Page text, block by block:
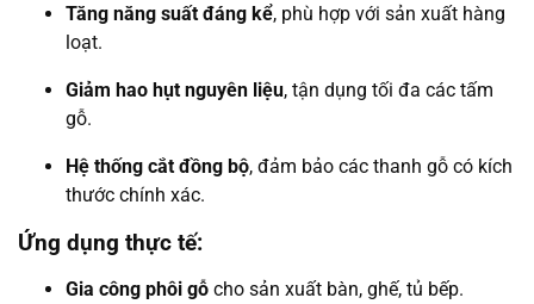
Tăng năng suất đáng kể, phù hợp với sản xuất hàng
loạt.
Giảm hao hụt nguyên liệu, tận dụng tối đa các tấm
gỗ.
Hệ thống cắt đồng bộ, đảm bảo các thanh gỗ có kích
thước chính xác.
Ứng dụng thực tế:
Gia công phôi gỗ cho sản xuất bàn, ghế, tủ bếp.